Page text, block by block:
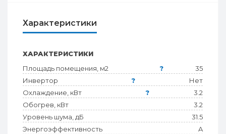
Характеристики
ХАРАКТЕРИСТИКИ
Площадь помещения, м2
?
35
Инвертор
?
Нет
Охлаждение, кВт
?
3.2
Обогрев, кВт
3.2
Уровень шума, дБ
31.5
Энергоэффективность
A